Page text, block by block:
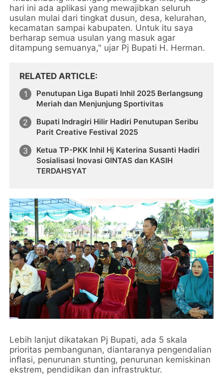
hari ini ada aplikasi yang mewajibkan seluruh
usulan mulai dari tingkat dusun, desa, kelurahan,
kecamatan sampai kabupaten. Untuk itu saya
berharap semua usulan yang masuk agar
ditampung semuanya," ujar Pj Bupati H. Herman.
RELATED ARTICLE
Penutupan Liga Bupati Inhil 2025 Berlangsung
Meriah dan Menjunjung Sportivitas
Bupati Indragiri Hilir Hadiri Penutupan Seribu
Parit Creative Festival 2025
Ketua TP-PKK Inhil Hj Katerina Susanti Hadiri
Sosialisasi Inovasi GINTAS dan KASIH
TERDAHSYAT
Lebih lanjut dikatakan Pj Bupati, ada 5 skala
prioritas pembangunan, diantaranya pengendalian
inflasi, penurunan stunting, penurunan kemiskinan
ekstrem, pendidikan dan infrastruktur.